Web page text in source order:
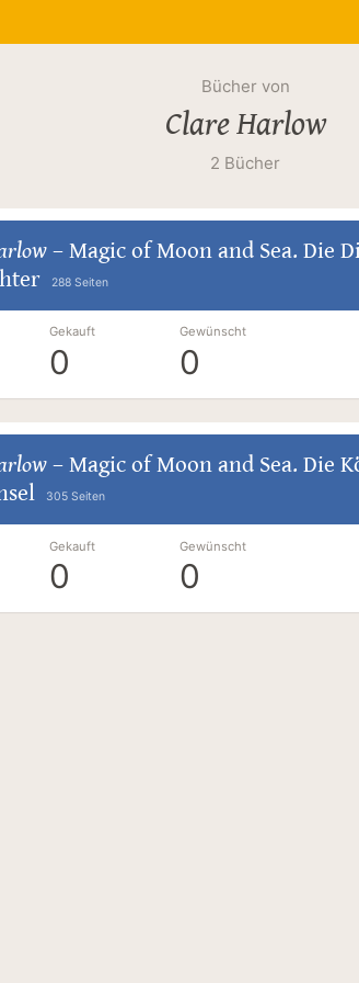
Bücher von
Clare Harlow
2 Bücher
– Magic of Moon and Sea. Die
288 Seiten
Gekauft
0
Gewünscht
0
– Magic of Moon and Sea. Die
305 Seiten
Gekauft
0
Gewünscht
0